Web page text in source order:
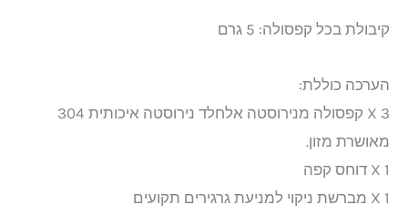
קיבולת בכל קפסולה: 5 גרם
הערכה כוללת:
3 X קפסולה מנירוסטה אלחלד נירוסטה איכותית 304
מאושרת מזון.
1 X דוחס קפה
1 X מברשת ניקוי למניעת גרגירים תקועים